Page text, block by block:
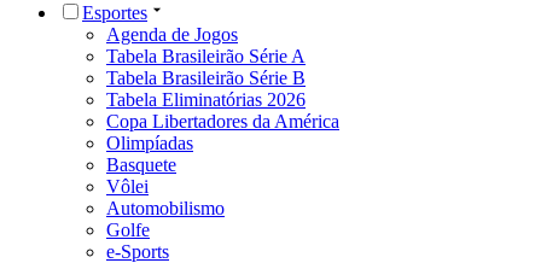
Esportes
Agenda de Jogos
Tabela Brasileirão Série A
Tabela Brasileirão Série B
Tabela Eliminatórias 2026
Copa Libertadores da América
Olimpíadas
Basquete
Vôlei
Automobilismo
Golfe
e-Sports